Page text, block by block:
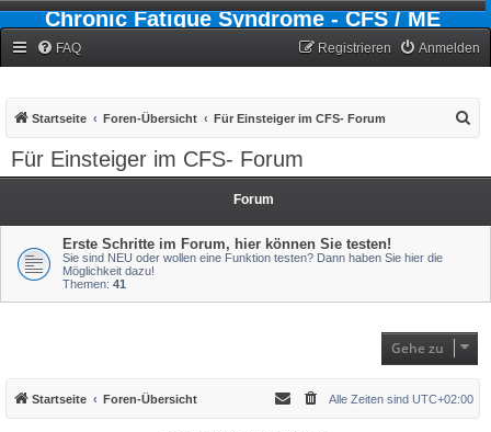
Chronic Fatigue Syndrome - CFS / ME
FAQ Anmelden
Registrieren
Startseite Foren-Übersicht Für Einsteiger im CFS- Forum
Für Einsteiger im CFS- Forum
Forum
Erste Schritte im Forum, hier können Sie testen!
Sie sind NEU oder wollen eine Funktion testen? Dann haben Sie hier die
Möglichkeit dazu!
Themen: 41
Gehe zu
Startseite Foren-Übersicht Alle Zeiten sind UTC+02:00